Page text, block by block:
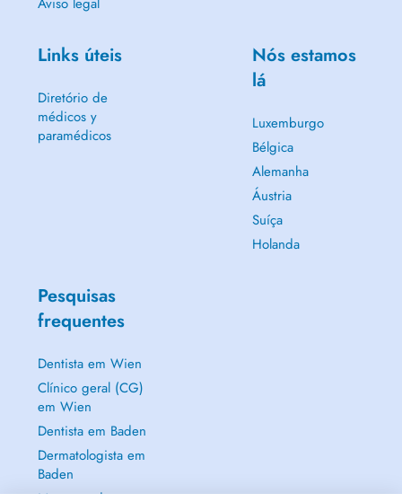
Links úteis
Diretório de
médicos y
paramédicos
Nós estamos
lá
Luxemburgo
Bélgica
Alemanha
Áustria
Suíça
Holanda
Pesquisas
frequentes
Dentista em Wien
Clínico geral (CG)
em Wien
Dentista em Baden
Dermatologista em
Baden